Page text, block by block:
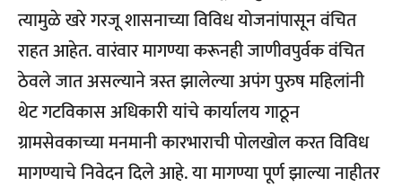
त्यामुळे खरे गरजू शासनाच्या विविध योजनांपासून वंचित
राहत आहेत. वारंवार मागण्या करूनही जाणीवपुर्वक वंचित
ठेवले जात असल्याने त्रस्त झालेल्या अपंग पुरुष महिलांनी
थेट गटविकास अधिकारी यांचे कार्यालय गाठून
ग्रामसेवकाच्या मनमानी कारभाराची पोलखोल करत विविध
मागण्याचे निवेदन दिले आहे. या मागण्या पूर्ण झाल्या नाहीतर